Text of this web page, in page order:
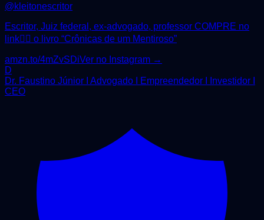
@kleitonescritor
Escritor, Juiz federal, ex-advogado, professor COMPRE no
link👇🏻 o livro “Crônicas de um Mentiroso”
amzn.to/4mZvSDiVer no Instagram →
D
Dr. Faustino Júnior I Advogado I Empreendedor I Investidor I
CEO